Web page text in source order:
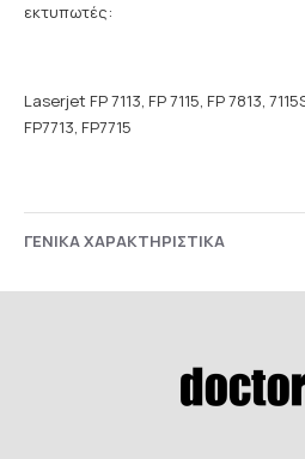
εκτυπωτές:
Laserjet FP 7113, FP 7115, FP 7813,
FP7713, FP7715
ΓΕΝΙΚΑ ΧΑΡΑΚΤΗΡΙΣΤΙΚΑ